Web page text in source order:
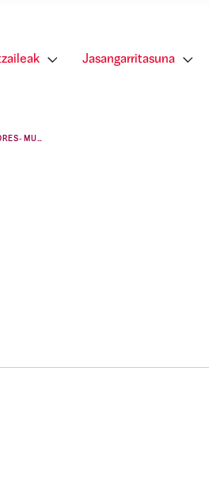
Jasangarritasuna
6-DE-CADA-10-COMPRADORES-MURCIANOS-REFORMAN-LA-VIVIENDA-ANTES-DE-DOS-ANOS